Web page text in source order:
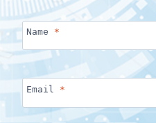
Name *
Email *